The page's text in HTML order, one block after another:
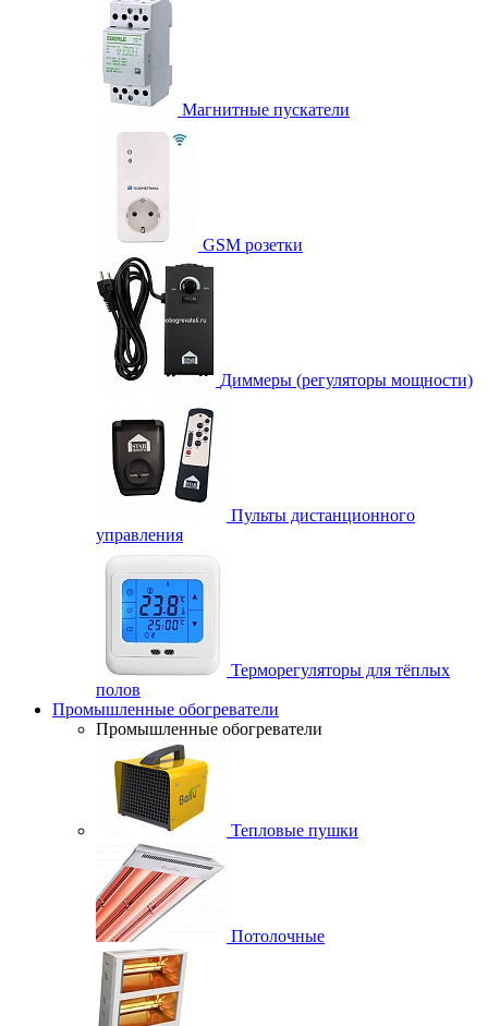
Магнитные пускатели
GSM розетки
Диммеры (регуляторы мощности)
Пульты дистанционного
управления
Терморегуляторы для тёплых
полов
Промышленные обогреватели
Промышленные обогреватели
Тепловые пушки
Потолочные